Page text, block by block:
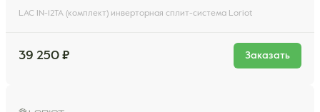
LAC IN-12TA (комплект) инверторная сплит-система Loriot
39 250 ₽ Заказать